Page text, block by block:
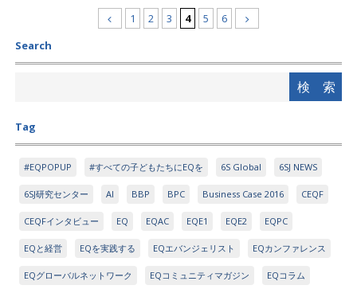
1 2 3 4 5
6
Search
Tag
#EQPOPUP #すべての子どもたちにEQを 6S Global 6SJ NEWS
6SJ研究センター AI BBP BPC Business Case 2016 CEQF
CEQFインタビュー EQ EQAC EQE1 EQE2 EQPC
EQと経営 EQを実践する EQエバンジェリスト EQカンファレンス
EQグローバルネットワーク EQコミュニティマガジン EQコラム